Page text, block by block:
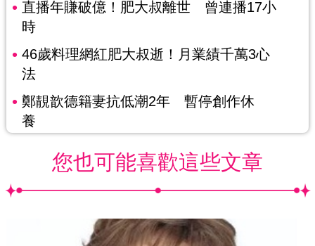
直播年賺破億！肥大叔離世 曾連播17小
時
46歲料理網紅肥大叔逝！月業績千萬3心
法
鄭靚歆德籍妻抗低潮2年 暫停創作休
養
您也可能喜歡這些文章